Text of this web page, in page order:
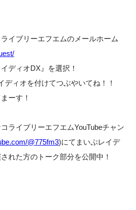
イブリーエフエムのメールホーム
ディオDX』を選択！
ィオを付けてつぶやいてね！！
ーす！
ライブリーエフエムYouTubeチャン
@775fm3)にてまいぷレイデ
れた方のトーク部分を公開中！